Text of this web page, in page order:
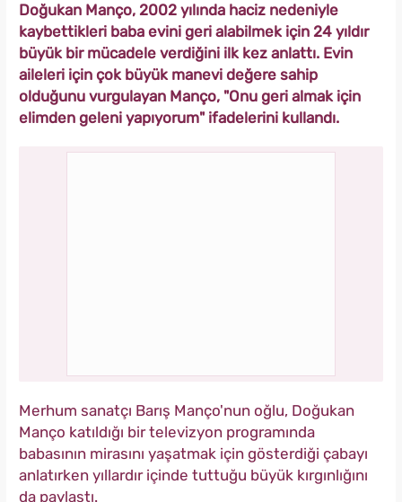
Doğukan Manço, 2002 yılında haciz nedeniyle
kaybettikleri baba evini geri alabilmek için 24 yıldır
büyük bir mücadele verdiğini ilk kez anlattı. Evin
aileleri için çok büyük manevi değere sahip
olduğunu vurgulayan Manço, "Onu geri almak için
elimden geleni yapıyorum" ifadelerini kullandı.
Merhum sanatçı Barış Manço'nun oğlu, Doğukan
Manço katıldığı bir televizyon programında
babasının mirasını yaşatmak için gösterdiği çabayı
anlatırken yıllardır içinde tuttuğu büyük kırgınlığını
da paylaştı.